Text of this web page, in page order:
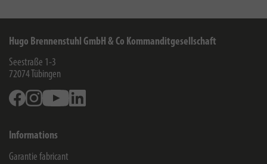
Hugo Brennenstuhl GmbH & Co Kommanditgesellschaft
Seestraße 1-3
72074 Tübingen
FacebookInstagramYoutube
Informations
Garantie fabricant